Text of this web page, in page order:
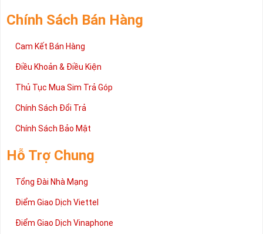
cấp trong bài viết này sẽ giúp bạn hiểu rõ ý nghĩa và các bước đặt
mua sim số tại Sim Tiền Giang nhanh chóng nhất.
Chúc quý khách tìm được chiếc sim Tứ quý 2 như ý!
Chính Sách Bán Hàng
Cam Kết Bán Hàng
Điều Khoản & Điều Kiện
Thủ Tục Mua Sim Trả Góp
Chính Sách Đổi Trả
Chính Sách Bảo Mật
Hỗ Trợ Chung
Tổng Đài Nhà Mạng
Điểm Giao Dịch Viettel
Điểm Giao Dịch Vinaphone